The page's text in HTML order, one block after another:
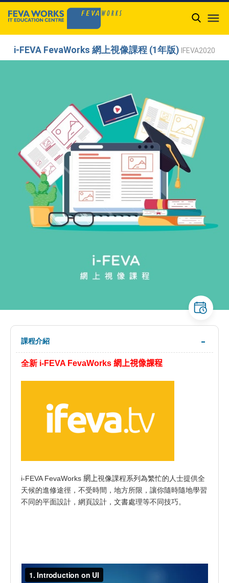

i-FEVA FevaWorks 網上視像課程 (1年版) IFEVA2020
課程介紹
全新 i-FEVA FevaWorks 網上視像課程
i-FEVA FevaWorks 網上視像課程系列為繁忙的人士提供全
天候的進修途徑，不受時間，地方所限，讓你隨時隨地學習
不同的平面設計，網頁設計，文書處理等不同技巧。